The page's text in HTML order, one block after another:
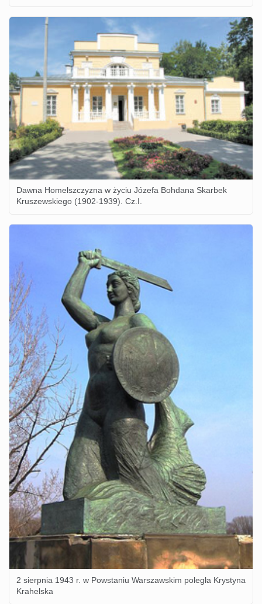
Dawna Homelszczyzna w życiu Józefa Bohdana Skarbek
Kruszewskiego (1902-1939). Cz.I.
2 sierpnia 1943 r. w Powstaniu Warszawskim poległa Krystyna
Krahelska